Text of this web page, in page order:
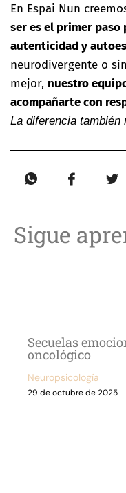
En Espai Nun
ser es el primer paso
autenticidad y
neurodivergente o
mejor, nuestro
acompañarte con
La diferencia también
Sigue
Secuelas
oncológico
Neuropsicología
29 de octubre de 2025